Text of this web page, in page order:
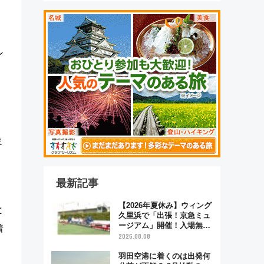
最新記事
【2026年夏休み】ウィング
久里浜で「出張！京急ミュ
ージアム」開催！入場無料
でスタンプラリーや子ども
2026.08.08
羽田空港に着くのは出発何